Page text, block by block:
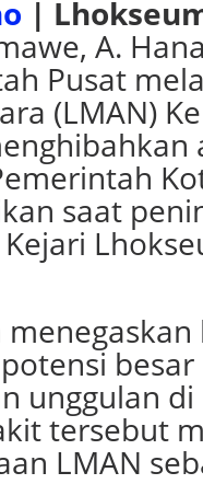
m
a
h
S
a
i
A
u
n
|
A.
Pusat
(LMAN)
saat
unggulan
tersebut
LMAN